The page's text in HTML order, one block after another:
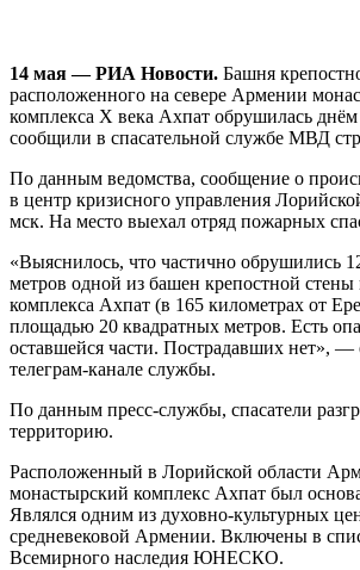
14 мая — РИА Новости. Башня
расположенного на севере Армении
комплекса X века Ахпат обрушилась днём
сообщили в спасательной службе МВД
По данным ведомства, сообщение о
в центр кризисного управления
мск. На место выехал отряд пожарных
«Выяснилось, что частично обрушились
метров одной из башен крепостной стены
комплекса Ахпат (в 165 километрах от
площадью 20 квадратных метров. Есть
оставшейся части. Пострадавших нет», —
телеграм-канале службы.
По данным пресс-службы, спасатели
территорию.
Расположенный в Лорийской области
монастырский комплекс Ахпат был
Являлся одним из духовно-культурных
средневековой Армении. Включены в
Всемирного наследия ЮНЕСКО.